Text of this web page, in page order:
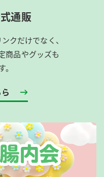
通販
クだけでなく、
商品やグッズも